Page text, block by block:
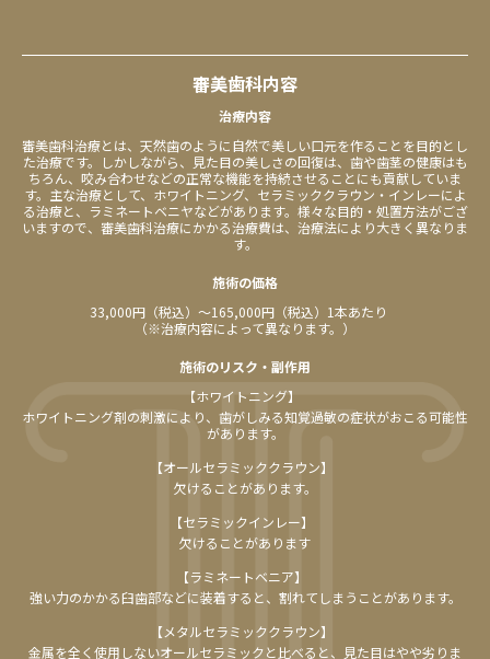
審美歯科内容
治療内容
審美歯科治療とは、天然歯のように自然で美しい口元を作ることを目的とし
た治療です。しかしながら、見た目の美しさの回復は、歯や歯茎の健康はも
ちろん、咬み合わせなどの正常な機能を持続させることにも貢献していま
す。主な治療として、ホワイトニング、セラミッククラウン・インレーによ
る治療と、ラミネートベニヤなどがあります。様々な目的・処置方法がござ
いますので、審美歯科治療にかかる治療費は、治療法により大きく異なりま
す。
施術の価格
33,000円（税込）〜165,000円（税込）1本あたり
（※治療内容によって異なります。）
施術のリスク ・ 副作用
【ホワイトニング】
ホワイトニング剤の刺激により、歯がしみる知覚過敏の症状がおこる可能性
があります。
【オールセラミッククラウン】
欠けることがあります。
【セラミックインレー】
欠けることがあります
【ラミネートベニア】
強い力のかかる臼歯部などに装着すると、割れてしまうことがあります。
【メタルセラミッククラウン】
金属を全く使用しないオールセラミックと比べると、見た目はやや劣りま